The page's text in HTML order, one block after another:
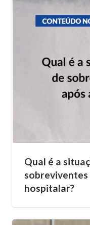
Qual é a
sobreviventes
hospitalar?